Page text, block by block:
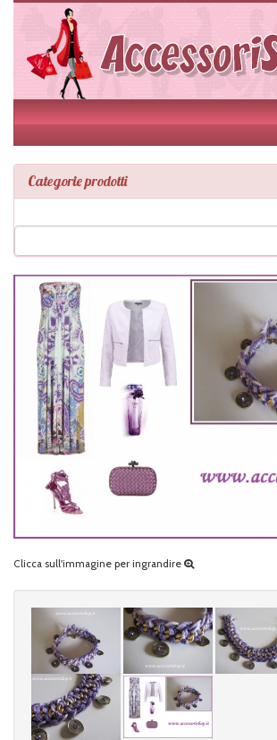
Categorie prodotti
Clicca sull'immagine per ingrandire